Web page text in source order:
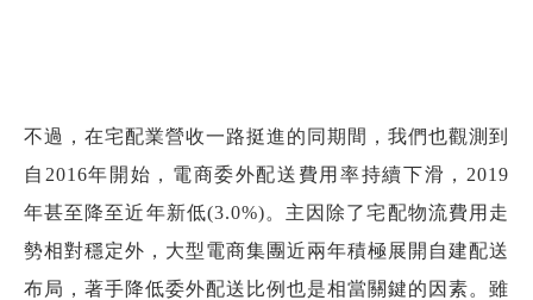
不過，在宅配業營收一路挺進的同期間，我們也觀測到
自2016年開始，電商委外配送費用率持續下滑，2019
年甚至降至近年新低(3.0%)。主因除了宅配物流費用走
勢相對穩定外，大型電商集團近兩年積極展開自建配送
布局，著手降低委外配送比例也是相當關鍵的因素。雖